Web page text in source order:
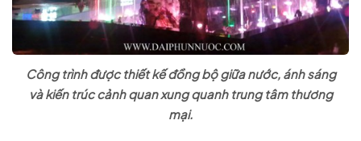
Công trình được thiết kế đồng bộ giữa nước, ánh sáng
và kiến trúc cảnh quan xung quanh trung tâm thương
mại.